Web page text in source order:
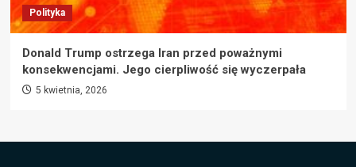
Polityka
Donald Trump ostrzega Iran przed poważnymi
konsekwencjami. Jego cierpliwość się wyczerpała
5 kwietnia, 2026